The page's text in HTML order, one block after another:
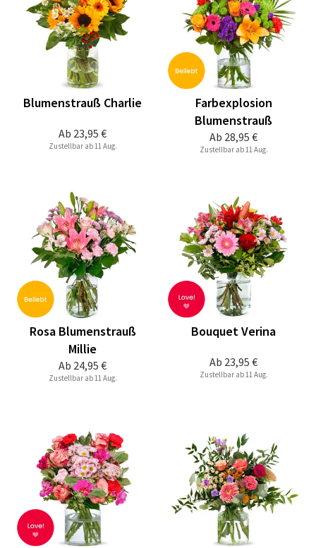
Ab 23,95 €
Blumenstrauß Charlie
Zustellbar ab 11 Aug.
Ab 28,95 €
Farbexplosion
Blumenstrauß
Zustellbar ab 11 Aug.
Ab 24,95 €
Rosa Blumenstrauß
Millie
Zustellbar ab 11 Aug.
Ab 23,95 €
Bouquet Verina
Zustellbar ab 11 Aug.